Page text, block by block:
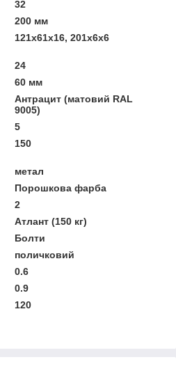
32
200 мм
121х61х16, 201х6х6
24
60 мм
Антрацит (матовий RAL
9005)
5
150
метал
Порошкова фарба
2
Атлант (150 кг)
Болти
поличковий
0.6
0.9
120